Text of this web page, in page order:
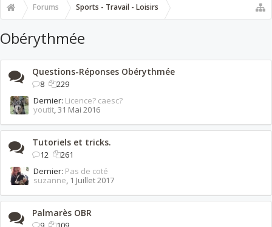
Forums Sports - Travail - Loisirs
Obérythmée
Questions-Réponses Obérythmée
8
229
Dernier: Licence? caesc?
youtit,31 Mai 2016
Tutoriels et tricks.
12
261
Dernier: Pas de coté
suzanne, 1 Juillet 2017
Palmarès OBR